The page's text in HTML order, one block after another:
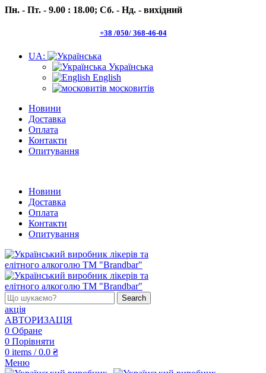
Пн. - Пт. - 9.00 : 18.00; Сб. - Нд. - вихідний
+38 /050/ 368-46-04
UA:
Українська
English
московитів
Новини
Доставка
Оплата
Контакти
Опитування
Новини
Доставка
Оплата
Контакти
Опитування
Search
акція
АВТОРИЗАЦІЯ
0 Обране
0 Порівняти
0 items / 0.0 ₴
Меню